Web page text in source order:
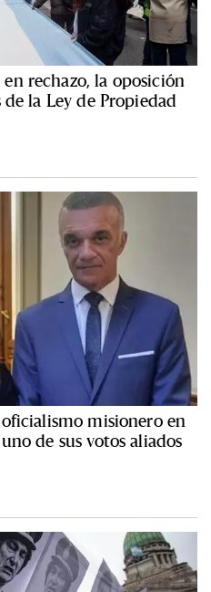
rechazo, la oposición
la Ley de Propiedad
misionero en
de sus votos aliados